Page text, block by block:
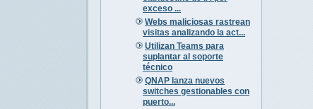
exceso ...
Webs maliciosas rastrean
visitas analizando la act...
Utilizan Teams para
suplantar al soporte
técnico
QNAP lanza nuevos
switches gestionables con
puerto...